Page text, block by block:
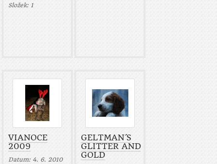
Složek: 1
VIANOCE
2009
Datum: 4. 6. 2010
GELTMAN´S
GLITTER AND
GOLD